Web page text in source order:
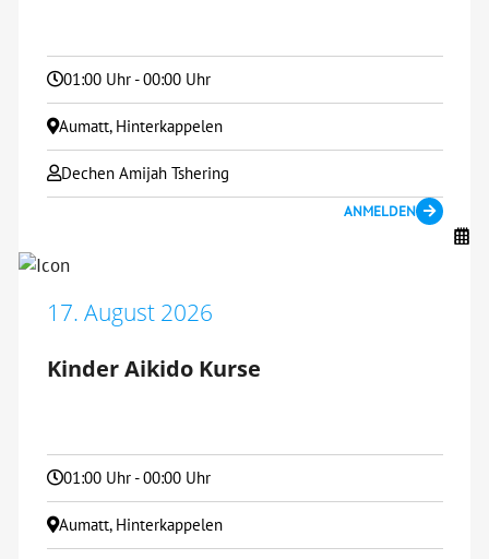
01:00 Uhr - 00:00 Uhr
Aumatt, Hinterkappelen
Dechen Amijah Tshering
ANMELDEN
17. August 2026
Kinder Aikido Kurse
01:00 Uhr - 00:00 Uhr
Aumatt, Hinterkappelen